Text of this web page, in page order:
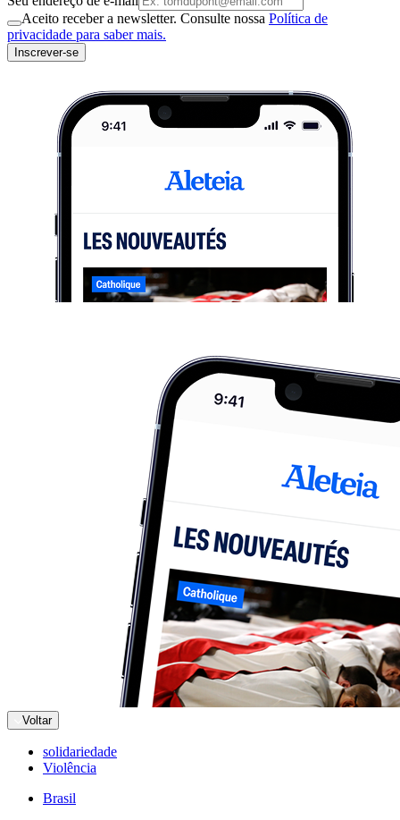
Aceito receber a newsletter. Consulte nossa Política de
privacidade para saber mais.
Inscrever-se
Voltar
solidariedade
Violência
Brasil